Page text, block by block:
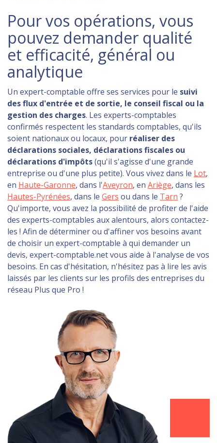
Pour vos opérations, vous
pouvez demander qualité
et efficacité, général ou
analytique
Un expert-comptable offre ses services pour le suivi
des flux d'entrée et de sortie, le conseil fiscal ou la
gestion des charges. Les experts-comptables
confirmés respectent les standards comptables, qu'ils
soient nationaux ou locaux, pour réaliser des
déclarations sociales, déclarations fiscales ou
déclarations d'impôts(qu'il s'agisse d'une grande
entreprise ou d'une plus petite). Vous vivez dans le Lot,
en Haute-Garonne, dans l'Aveyron, en Ariège, dans les
Hautes-Pyrénées, dans le Gers ou dans le Tarn ?
Qu'importe, vous avez la possibilité de profiter de l'aide
des experts-comptables aux alentours, alors contactez-
les ! Afin de déterminer ou d'affiner vos besoins avant
de choisir un expert-comptable à qui demander un
devis, expert-comptable.net vous aide à l'analyse de vos
besoins. En cas d'hésitation, n'hésitez pas à lire les avis
laissés par les clients sur les profils des entreprises du
réseau Plus que Pro !